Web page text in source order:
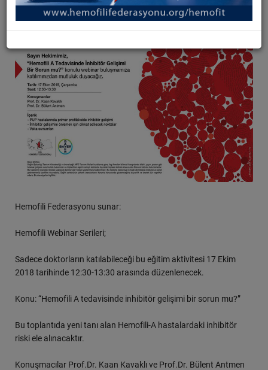
Hemofili Federasyonu sunar:
Hemofili Webinar Serileri;
Sadece doktorların katılabileceği bu eğitim aktivitesi 17 Ekim
2018 tarihinde 12:30-13:30 arasında düzenlenecek.
Konu: “Hemofili A tedavisinde inhibitör gelişimi bir sorun mu?”
Bu toplantıda yeni tanı alan Hemofili-A hastalardaki inhibitör
riski ele alınacaktır.
Konuşmacılar Prof.Dr. Kaan Kavaklı ve Prof.Dr. Bülent Antmen